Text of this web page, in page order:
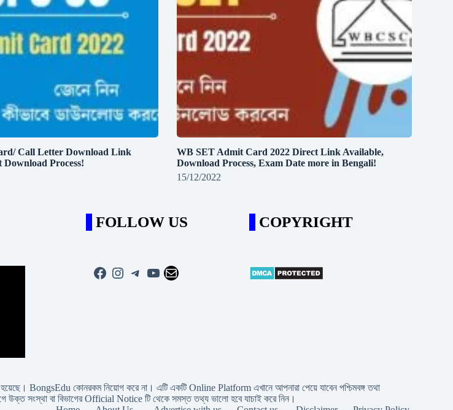
Call Letter Download Link
Download Process!
WB SET Admit Card 2022 Direct Link Available,
Download Process, Exam Date more in Bengali!
15/12/2022
FOLLOW US
Facebook
Instagram
Telegram
YouTube
Mail
COPYRIGHT
হয়েছে। BongsEdu কোনরকম নিয়োগ করে না। এটি একটি Online Platform এখানে আপনারা পেয়ে যাবেন পশ্চিমবঙ্গ তথা
উক্ত সংস্থা বা বিভাগের Official Notice টি থেকে সমস্ত তথ্য ভালো হবে যাচাই করে নিন।